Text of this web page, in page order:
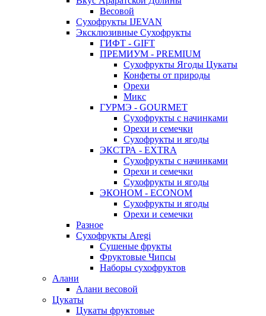
Весовой
Сухофрукты IJEVAN
Эксклюзивные Сухофрукты
ГИФТ - GIFT
ПРЕМИУМ - PREMIUM
Сухофрукты Ягоды Цукаты
Конфеты от природы
Орехи
Микс
ГУРМЭ - GOURMET
Сухофрукты с начинками
Орехи и семечки
Сухофрукты и ягоды
ЭКСТРА - EXTRA
Сухофрукты с начинками
Орехи и семечки
Сухофрукты и ягоды
ЭКОНОМ - ECONOM
Сухофрукты и ягоды
Орехи и семечки
Разное
Сухофрукты Aregi
Сушеные фрукты
Фруктовые Чипсы
Наборы сухофруктов
Алани
Алани весовой
Цукаты
Цукаты фруктовые